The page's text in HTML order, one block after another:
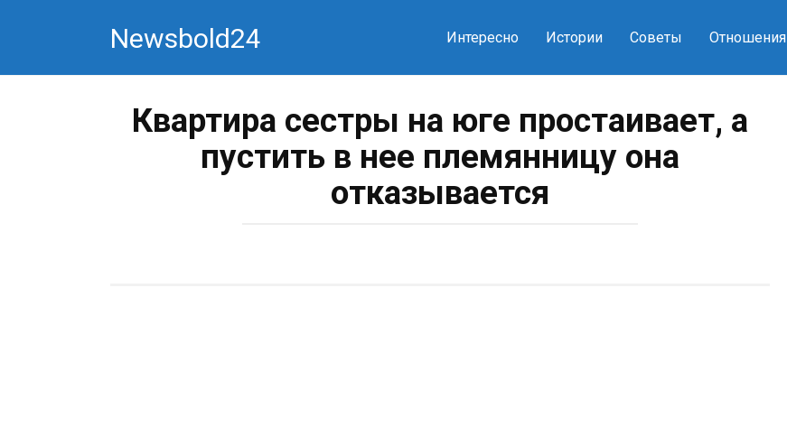
Newsbold24 Интересно Истории Советы Отношения
Квартира сестры на юге простаивает, а
пустить в нее племянницу она
отказывается